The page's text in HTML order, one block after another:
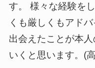
す。 様々な経験を
くも厳しくもアド
出会えたことが本
いくと思います。(